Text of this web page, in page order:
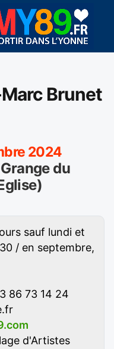
Brunet
2024
du
sauf lundi et
/ en septembre,
86 73 14 24
d'Artistes